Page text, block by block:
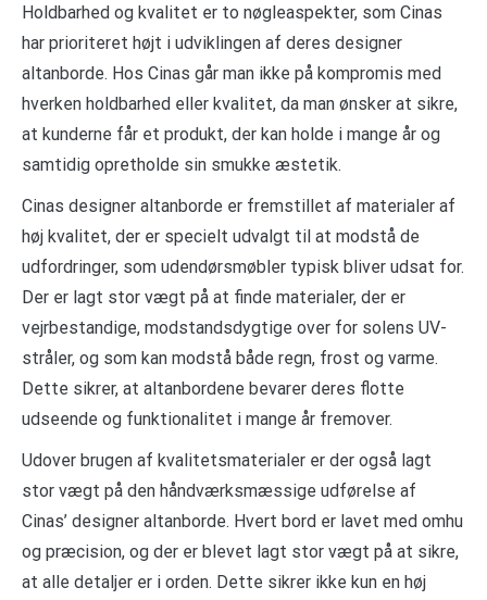
Holdbarhed og kvalitet er to nøgleaspekter, som Cinas
har prioriteret højt i udviklingen af deres designer
altanborde. Hos Cinas går man ikke på kompromis med
hverken holdbarhed eller kvalitet, da man ønsker at sikre,
at kunderne får et produkt, der kan holde i mange år og
samtidig opretholde sin smukke æstetik.
Cinas designer altanborde er fremstillet af materialer af
høj kvalitet, der er specielt udvalgt til at modstå de
udfordringer, som udendørsmøbler typisk bliver udsat for.
Der er lagt stor vægt på at finde materialer, der er
vejrbestandige, modstandsdygtige over for solens UV-
stråler, og som kan modstå både regn, frost og varme.
Dette sikrer, at altanbordene bevarer deres flotte
udseende og funktionalitet i mange år fremover.
Udover brugen af kvalitetsmaterialer er der også lagt
stor vægt på den håndværksmæssige udførelse af
Cinas’ designer altanborde. Hvert bord er lavet med omhu
og præcision, og der er blevet lagt stor vægt på at sikre,
at alle detaljer er i orden. Dette sikrer ikke kun en høj